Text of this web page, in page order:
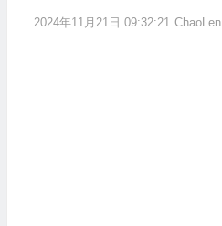
2024年11月21日 09:32:21 ChaoLen